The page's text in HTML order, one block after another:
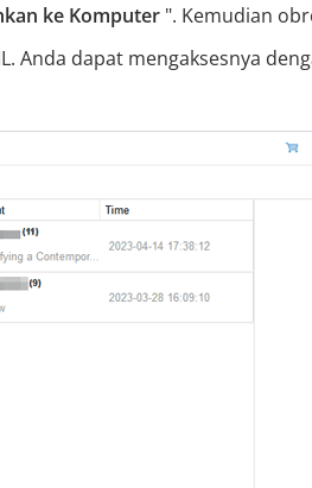
ke Komputer ". Kemudian
Anda dapat mengaksesnya